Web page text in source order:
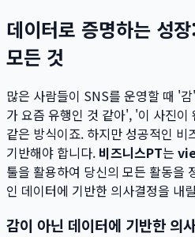
데이터로 증명하는 성
모든 것
많은 사람들이 SNS를 운영할 때 '
가 요즘 유행인 것 같아', '이 사진
같은 방식이죠. 하지만 성공적인 비
기반해야 합니다. 비즈니스PT는
툴을 활용하여 당신의 모든 활동을
인 데이터에 기반한 의사결정을 내
감이 아닌 데이터에 기반한 의